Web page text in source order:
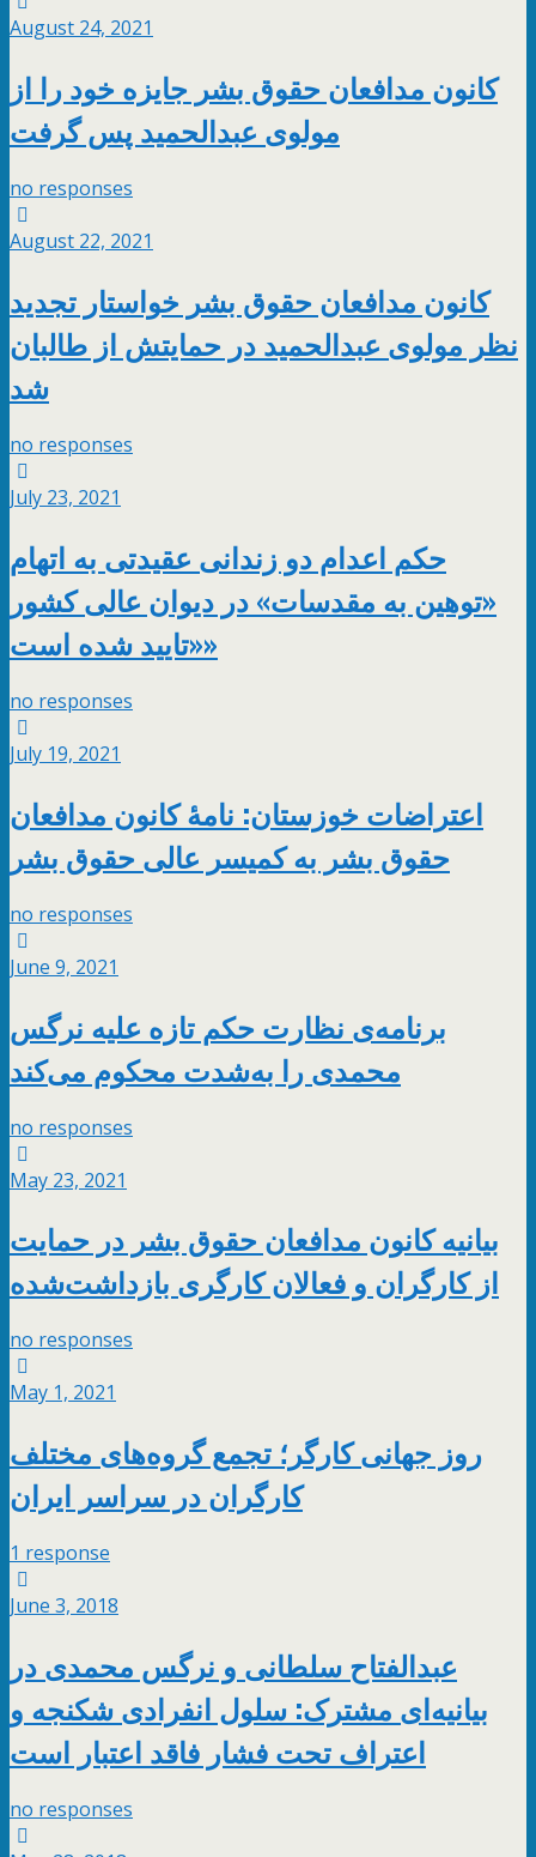
August 24, 2021
کانون مدافعان حقوق بشر جایزه خود را از
مولوی عبدالحمید پس گرفت
no responses
August 22, 2021
کانون مدافعان حقوق بشر خواستار تجدید
نظر مولوی عبدالحمید در حمایتش از طالبان
شد
no responses
July 23, 2021
حکم اعدام دو زندانی عقیدتی به اتهام
«توهین به مقدسات» در دیوان عالی کشور
«تایید شده است»
no responses
July 19, 2021
اعتراضات خوزستان: نامۀ کانون مدافعان
حقوق بشر به کمیسر عالی حقوق بشر
no responses
June 9, 2021
برنامه‌ی نظارت حکم تازه علیه نرگس
محمدی را به‌شدت محکوم می‌کند
no responses
May 23, 2021
بیانیه کانون مدافعان حقوق بشر در حمایت
از کارگران و فعالان کارگری بازداشت‌شده
no responses
May 1, 2021
روز جهانی کارگر؛ تجمع گروه‌های مختلف
کارگران در سراسر ایران
1 response
June 3, 2018
عبدالفتاح سلطانی و نرگس محمدی در
بیانیه‌ای مشترک: سلول انفرادی شکنجه و
اعتراف تحت فشار فاقد اعتبار است
no responses